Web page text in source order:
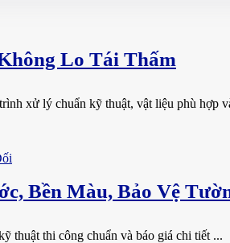
Lo Tái Thấm
xử lý chuẩn kỹ thuật, vật liệu phù hợp
Bền Màu, Bảo Vệ
thuật thi công chuẩn và báo giá chi tiết ...